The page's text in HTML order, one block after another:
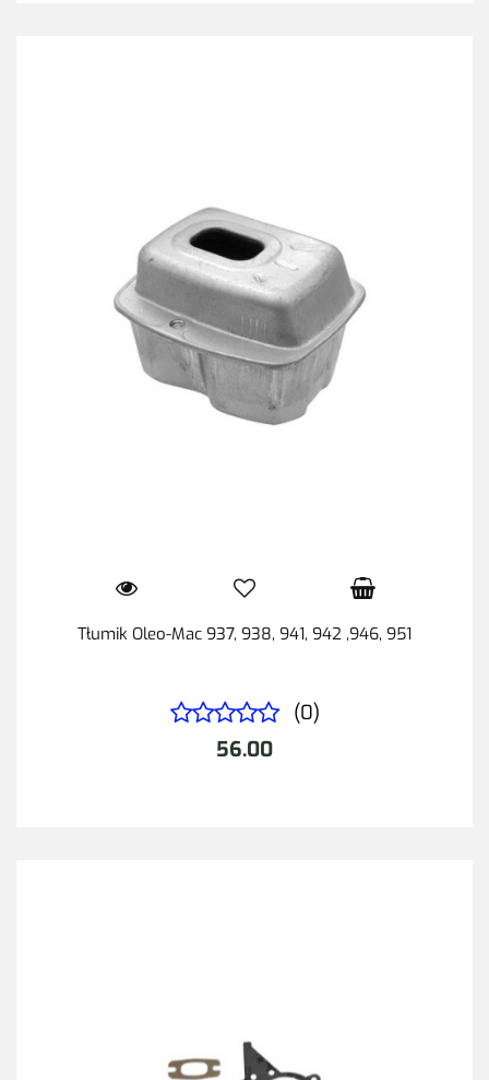
Tłumik Oleo-Mac 937, 938, 941, 942 ,946, 951
(0)
56.00